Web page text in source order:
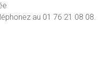
au 01 76 21 08 08.